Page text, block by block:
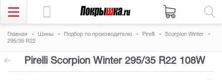
Главная Шины Подбор по производителю Pirelli
Scorpion Winter
295/35 R22
Pirelli Scorpion Winter 295/35 R22 108W